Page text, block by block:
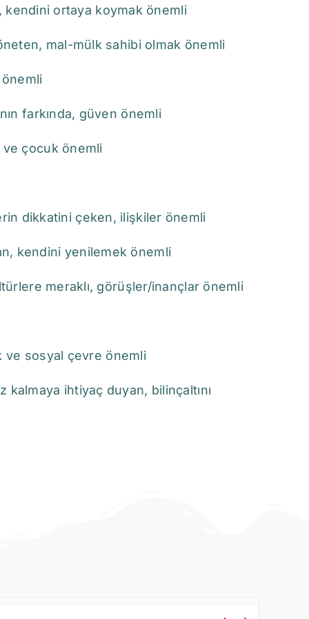
kendini ortaya koymak önemli
mal-mülk sahibi olmak önemli
farkında, güven önemli
çocuk önemli
dikkatini çeken, ilişkiler önemli
kendini yenilemek önemli
meraklı, görüşler/inançlar önemli
ve sosyal çevre önemli
kalmaya ihtiyaç duyan, bilinçaltını